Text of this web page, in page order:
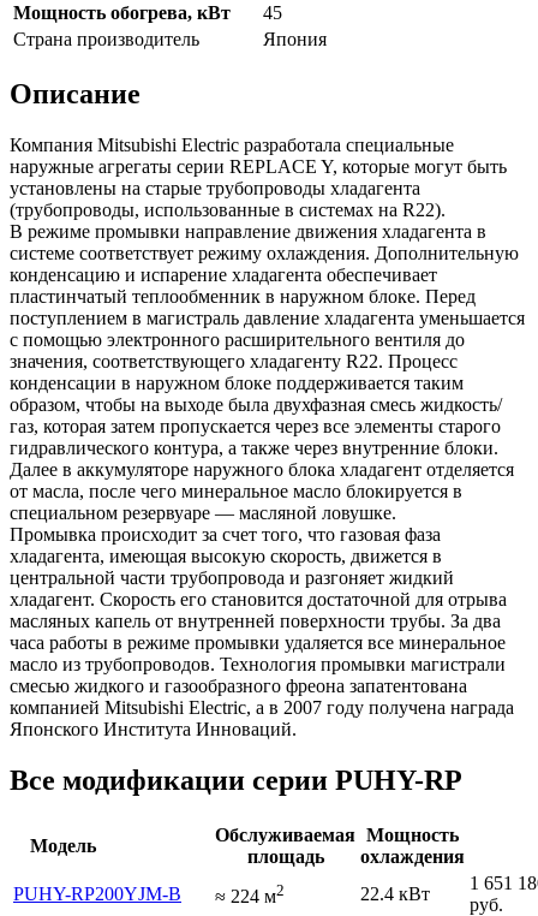
Мощность обогрева, кВт
45
Страна производитель
Япония
Описание
Компания Mitsubishi Electric разработала специальные
наружные агрегаты серии REPLACE Y, которые могут быть
установлены на старые трубопроводы хладагента
(трубопроводы, использованные в системах на R22).
В режиме промывки направление движения хладагента в
системе соответствует режиму охлаждения. Дополнительную
конденсацию и испарение хладагента обеспечивает
пластинчатый теплообменник в наружном блоке. Перед
поступлением в магистраль давление хладагента уменьшается
с помощью электронного расширительного вентиля до
значения, соответствующего хладагенту R22. Процесс
конденсации в наружном блоке поддерживается таким
образом, чтобы на выходе была двухфазная смесь жидкость/
газ, которая затем пропускается через все элементы старого
гидравлического контура, а также через внутренние блоки.
Далее в аккумуляторе наружного блока хладагент отделяется
от масла, после чего минеральное масло блокируется в
специальном резервуаре — масляной ловушке.
Промывка происходит за счет того, что газовая фаза
хладагента, имеющая высокую скорость, движется в
центральной части трубопровода и разгоняет жидкий
хладагент. Скорость его становится достаточной для отрыва
масляных капель от внутренней поверхности трубы. За два
часа работы в режиме промывки удаляется все минеральное
масло из трубопроводов. Технология промывки магистрали
смесью жидкого и газообразного фреона запатентована
компанией Mitsubishi Electric, а в 2007 году получена награда
Японского Института Инноваций.
Все модификации серии PUHY-RP
Модель
Обслуживаемая
площадь
Мощность
охлаждения
PUHY-RP200YJM-B
≈ 224 м2 22.4 кВт
1 651
руб.